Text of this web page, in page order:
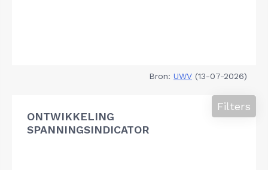
Bron: UWV (13-07-2026)
ONTWIKKELING
SPANNINGSINDICATOR
Filters